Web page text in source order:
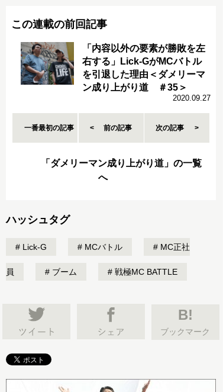
この連載の前回記事
「内容以外の要素が勝敗を左
右する」Lick-GがMCバトル
を引退した理由＜ダメリーマ
ン成り上がり道 ＃35＞
2020.09.27
一番最初の記事 前の記事 次の記事
「ダメリーマン成り上がり道」の一覧
へ
ハッシュタグ
Lick-G MCバトル MC正社
員 ブーム 戦極MC BATTLE
B!
ブックマーク